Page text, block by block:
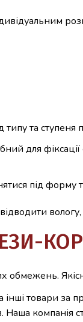
типу та
для
під форму
інші товари за
Наша компанія